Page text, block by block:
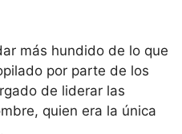
más hundido de lo que
por parte de los
de liderar las
quien era la única